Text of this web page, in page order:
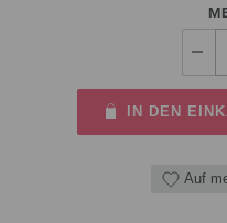
IN DEN
Auf